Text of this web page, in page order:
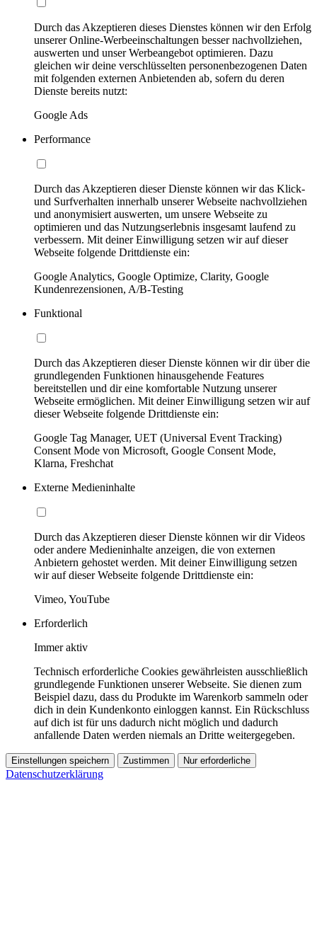
Durch das Akzeptieren dieses Dienstes können wir den Erfolg
unserer Online-Werbeeinschaltungen besser nachvollziehen,
auswerten und unser Werbeangebot optimieren. Dazu
gleichen wir deine verschlüsselten personenbezogenen Daten
mit folgenden externen Anbietenden ab, sofern du deren
Dienste bereits nutzt:
Google Ads
Performance
Durch das Akzeptieren dieser Dienste können wir das Klick-
und Surfverhalten innerhalb unserer Webseite nachvollziehen
und anonymisiert auswerten, um unsere Webseite zu
optimieren und das Nutzungserlebnis insgesamt laufend zu
verbessern. Mit deiner Einwilligung setzen wir auf dieser
Webseite folgende Drittdienste ein:
Google Analytics, Google Optimize, Clarity, Google
Kundenrezensionen, A/B-Testing
Funktional
Durch das Akzeptieren dieser Dienste können wir dir über die
grundlegenden Funktionen hinausgehende Features
bereitstellen und dir eine komfortable Nutzung unserer
Webseite ermöglichen. Mit deiner Einwilligung setzen wir auf
dieser Webseite folgende Drittdienste ein:
Google Tag Manager, UET (Universal Event Tracking)
Consent Mode von Microsoft, Google Consent Mode,
Klarna, Freshchat
Externe Medieninhalte
Durch das Akzeptieren dieser Dienste können wir dir Videos
oder andere Medieninhalte anzeigen, die von externen
Anbietern gehostet werden. Mit deiner Einwilligung setzen
wir auf dieser Webseite folgende Drittdienste ein:
Vimeo, YouTube
Erforderlich
Immer aktiv
Technisch erforderliche Cookies gewährleisten ausschließlich
grundlegende Funktionen unserer Webseite. Sie dienen zum
Beispiel dazu, dass du Produkte im Warenkorb sammeln oder
dich in dein Kundenkonto einloggen kannst. Ein Rückschluss
auf dich ist für uns dadurch nicht möglich und dadurch
anfallende Daten werden niemals an Dritte weitergegeben.
Einstellungen speichern Zustimmen Nur erforderliche
Datenschutzerklärung